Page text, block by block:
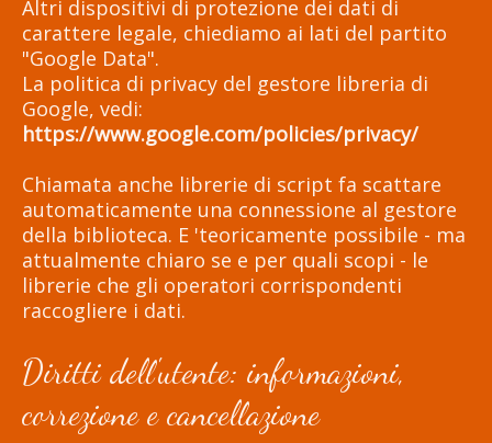
Altri dispositivi di protezione dei dati di
carattere legale, chiediamo ai lati del partito
"Google Data".
La politica di privacy del gestore libreria di
Google, vedi:
https://www.google.com/policies/privacy/
Chiamata anche librerie di script fa scattare
automaticamente una connessione al gestore
della biblioteca. E 'teoricamente possibile - ma
attualmente chiaro se e per quali scopi - le
librerie che gli operatori corrispondenti
raccogliere i dati.
Diritti dell'utente: informazioni,
correzione e cancellazione